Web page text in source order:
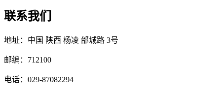
联系我们
地址：中国 陕西 杨凌 邰城路 3号
邮编：712100
电话：029-87082294